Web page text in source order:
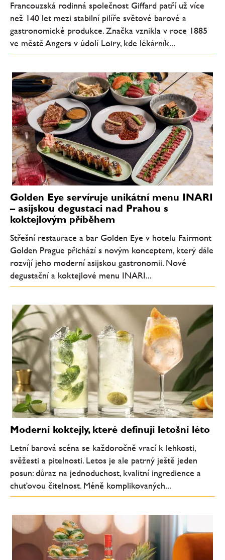
Francouzská rodinná společnost Giffard patří už více
než 140 let mezi stabilní pilíře světové barové a
gastronomické produkce. Značka vznikla v roce 1885
ve městě Angers v údolí Loiry, kde lékárník...
Golden Eye servíruje unikátní menu INARI
– asijskou degustaci nad Prahou s
koktejlovým příběhem
Střešní restaurace a bar Golden Eye v hotelu Fairmont
Golden Prague přichází s novým konceptem, který dále
rozvíjí jeho moderní asijskou gastronomii. Nové
degustační a koktejlové menu INARI...
Moderní koktejly, které definují letošní léto
Letní barová scéna se každoročně vrací k lehkosti,
svěžesti a pitelnosti. Letos je ale patrný ještě jeden
posun: důraz na jednoduchost, kvalitní ingredience a
chuťovou čitelnost. Méně komplikovaných...